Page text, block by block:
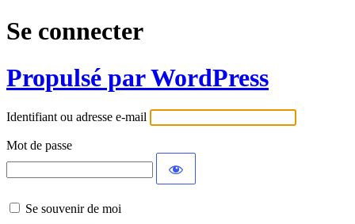
Se connecter
Propulsé par WordPress
Identifiant ou adresse e-mail
Mot de passe
Se souvenir de moi